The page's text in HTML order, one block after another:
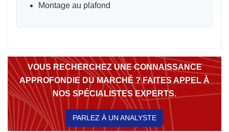
Montage au plafond
VOUS RECHERCHEZ UNE CONNAISSANCE
APPROFONDIE DU MARCHÉ ? FAITES APPEL À
NOS SPÉCIALISTES EXPERTS.
PARLEZ À UN ANALYSTE